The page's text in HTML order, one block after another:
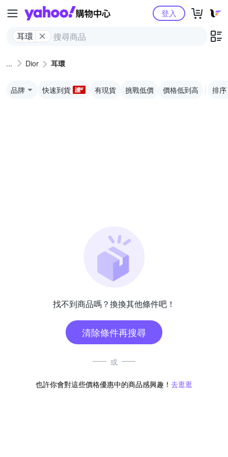
Yahoo購物中心
耳環
登入
Dior 耳環
品牌 快速到貨 有現貨 挑戰低價 價格低到高 排序
找不到商品嗎？換換其他條件吧！
清除條件再搜尋
或
也許你會對這些價格優惠中的商品感興趣！ 去逛逛